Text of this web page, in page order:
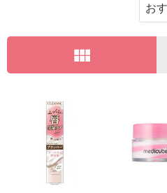
view_module